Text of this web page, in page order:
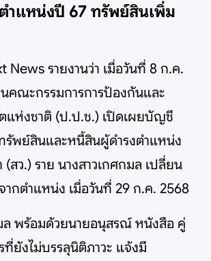
ำแหน่งปี 67 ทรัพย์สินเพิ่ม
News รายงานว่า เมื่อวันที่ 8 ก.ค.
คณะกรรมการการป้องกันและ
แห่งชาติ (ป.ป.ช.) เปิดเผยบัญชี
รัพย์สินและหนี้สินผู้ดำรงตำแหน่ง
สว.) ราย นางสาวเกศกมล เปลี่ยน
กตำแหน่ง เมื่อวันที่ 29 ก.ค. 2568
ล พร้อมด้วยนายอนุสรณ์ หนังสือ คู่
ยังไม่บรรลุนิติภาวะ แจ้งมี